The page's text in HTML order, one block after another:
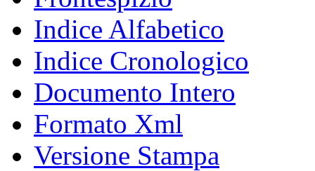
Indice Alfabetico
Indice Cronologico
Documento Intero
Formato Xml
Versione Stampa